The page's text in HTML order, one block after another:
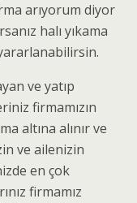
arıyorum diyor
halı yıkama
ve yatıp
firmamızın
altına alınır ve
ve ailenizin
en çok
firmamız